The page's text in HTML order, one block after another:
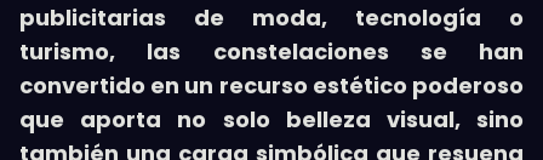
publicitarias de moda, tecnología o
turismo, las constelaciones se han
convertido en un recurso estético poderoso
que aporta no solo belleza visual, sino
también una carga simbólica que resuena